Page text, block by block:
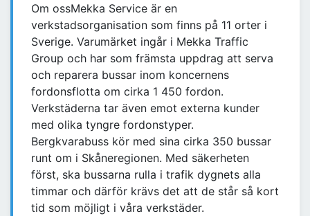
Om ossMekka Service är en
verkstadsorganisation som finns på 11 orter i
Sverige. Varumärket ingår i Mekka Traffic
Group och har som främsta uppdrag att serva
och reparera bussar inom koncernens
fordonsflotta om cirka 1 450 fordon.
Verkstäderna tar även emot externa kunder
med olika tyngre fordonstyper.
Bergkvarabuss kör med sina cirka 350 bussar
runt om i Skåneregionen. Med säkerheten
först, ska bussarna rulla i trafik dygnets alla
timmar och därför krävs det att de står så kort
tid som möjligt i våra verkstäder.